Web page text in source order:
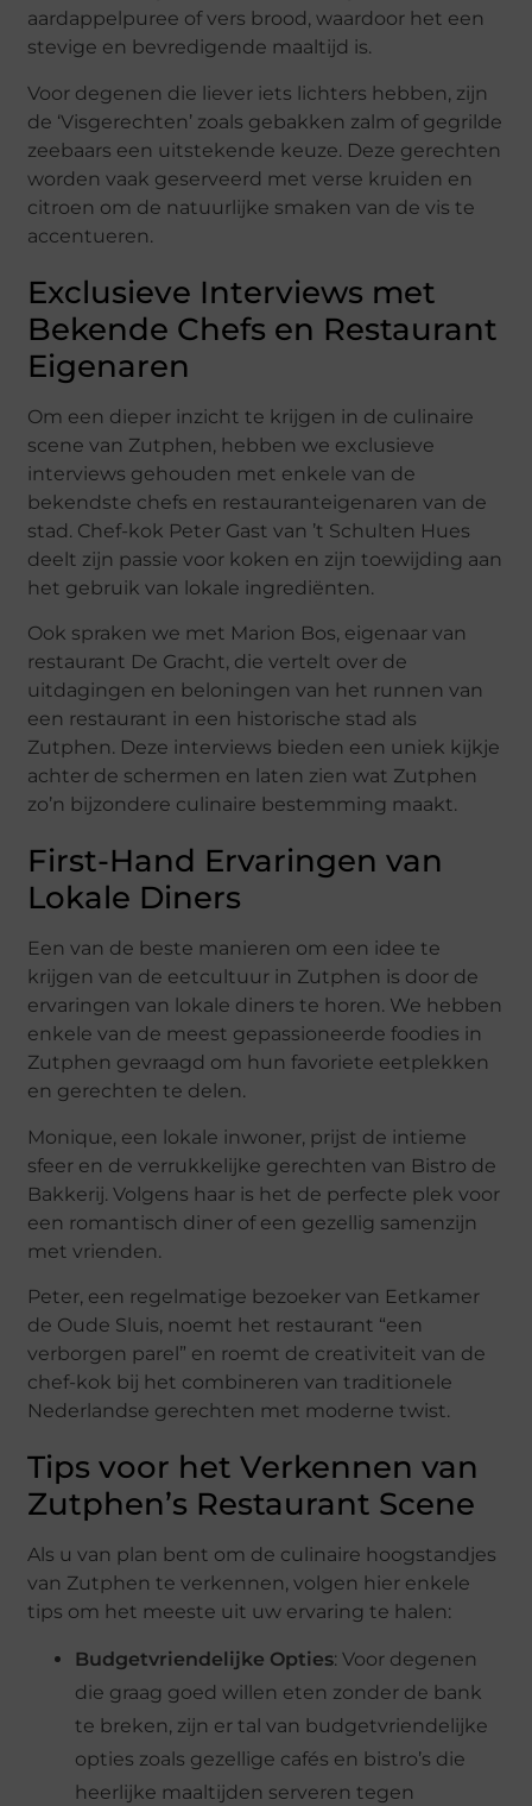
aardappelpuree of vers brood, waardoor het een
stevige en bevredigende maaltijd is.
Voor degenen die liever iets lichters hebben, zijn
de ‘Visgerechten’ zoals gebakken zalm of gegrilde
zeebaars een uitstekende keuze. Deze gerechten
worden vaak geserveerd met verse kruiden en
citroen om de natuurlijke smaken van de vis te
accentueren.
Exclusieve Interviews met
Bekende Chefs en Restaurant
Eigenaren
Om een dieper inzicht te krijgen in de culinaire
scene van Zutphen, hebben we exclusieve
interviews gehouden met enkele van de
bekendste chefs en restauranteigenaren van de
stad. Chef-kok Peter Gast van ’t Schulten Hues
deelt zijn passie voor koken en zijn toewijding aan
het gebruik van lokale ingrediënten.
Ook spraken we met Marion Bos, eigenaar van
restaurant De Gracht, die vertelt over de
uitdagingen en beloningen van het runnen van
een restaurant in een historische stad als
Zutphen. Deze interviews bieden een uniek kijkje
achter de schermen en laten zien wat Zutphen
zo’n bijzondere culinaire bestemming maakt.
First-Hand Ervaringen van
Lokale Diners
Een van de beste manieren om een idee te
krijgen van de eetcultuur in Zutphen is door de
ervaringen van lokale diners te horen. We hebben
enkele van de meest gepassioneerde foodies in
Zutphen gevraagd om hun favoriete eetplekken
en gerechten te delen.
Monique, een lokale inwoner, prijst de intieme
sfeer en de verrukkelijke gerechten van Bistro de
Bakkerij. Volgens haar is het de perfecte plek voor
een romantisch diner of een gezellig samenzijn
met vrienden.
Peter, een regelmatige bezoeker van Eetkamer
de Oude Sluis, noemt het restaurant “een
verborgen parel” en roemt de creativiteit van de
chef-kok bij het combineren van traditionele
Nederlandse gerechten met moderne twist.
Tips voor het Verkennen van
Zutphen’s Restaurant Scene
Als u van plan bent om de culinaire hoogstandjes
van Zutphen te verkennen, volgen hier enkele
tips om het meeste uit uw ervaring te halen:
Budgetvriendelijke Opties: Voor degenen
die graag goed willen eten zonder de bank
te breken, zijn er tal van budgetvriendelijke
opties zoals gezellige cafés en bistro’s die
heerlijke maaltijden serveren tegen